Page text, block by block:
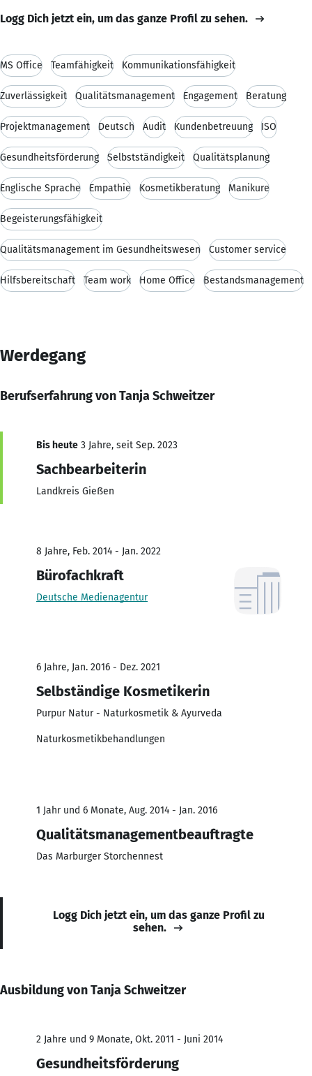
Logg Dich jetzt ein, um das ganze Profil zu sehen.
MS Office Teamfähigkeit Kommunikationsfähigkeit
Zuverlässigkeit Qualitätsmanagement Engagement Beratung
Projektmanagement Deutsch Audit Kundenbetreuung ISO
Gesundheitsförderung Selbstständigkeit Qualitätsplanung
Englische Sprache Empathie Kosmetikberatung Manikure
Begeisterungsfähigkeit
Qualitätsmanagement im Gesundheitswesen Customer service
Hilfsbereitschaft Team work Home Office Bestandsmanagement
Werdegang
Berufserfahrung von Tanja Schweitzer
Bis heute 3 Jahre, seit Sep. 2023
Sachbearbeiterin
Landkreis Gieẞen
8 Jahre, Feb. 2014 - Jan. 2022
Bürofachkraft
Deutsche Medienagentur
6 Jahre, Jan. 2016 - Dez. 2021
Selbständige Kosmetikerin
Purpur Natur - Naturkosmetik & Ayurveda
Naturkosmetikbehandlungen
1 Jahr und 6 Monate, Aug. 2014 - Jan. 2016
Qualitätsmanagementbeauftragte
Das Marburger Storchennest
Logg Dich jetzt ein, um das ganze Profil zu
sehen.
Ausbildung von Tanja Schweitzer
2 Jahre und 9 Monate, Okt. 2011 - Juni 2014
Gesundheitsförderung